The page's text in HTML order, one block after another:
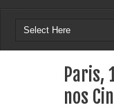
Paris,
nos